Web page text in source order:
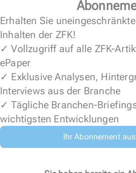
Erhalten Sie
Inhalten der ZFK!
✓ Vollzugriff auf alle ZFK-
ePaper
✓ Exklusive Analysen,
Interviews aus der Branche
✓ Tägliche Branchen-
wichtigsten Entwicklungen
Ihr Abonnement